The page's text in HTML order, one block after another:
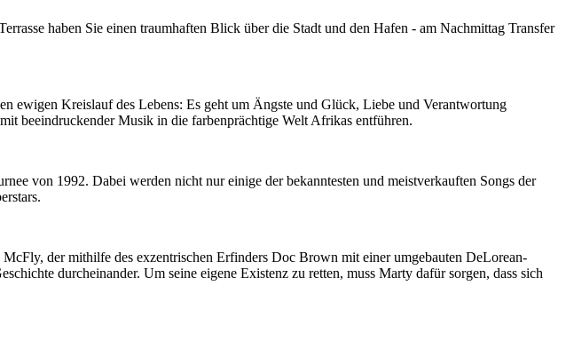
haben Sie einen traumhaften Blick über die Stadt und den Hafen - am Nachmittag Transfer
ewigen Kreislauf des Lebens: Es geht um Ängste und Glück, Liebe und Verantwortung
beeindruckender Musik in die farbenprächtige Welt Afrikas entführen.
von 1992. Dabei werden nicht nur einige der bekanntesten und meistverkauften Songs der
der mithilfe des exzentrischen Erfinders Doc Brown mit einer umgebauten DeLorean-
durcheinander. Um seine eigene Existenz zu retten, muss Marty dafür sorgen, dass sich